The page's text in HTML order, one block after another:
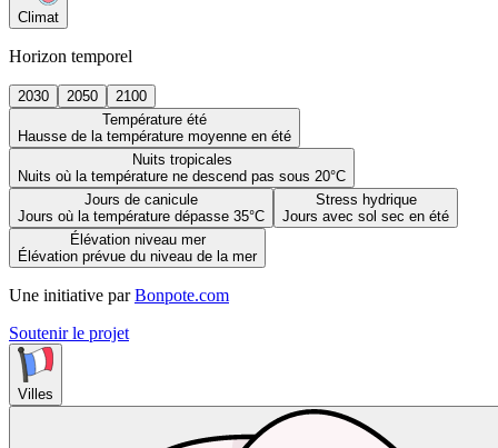
Climat
Horizon temporel
2030 2050
2100
Température été
Hausse de la température moyenne en été
Nuits tropicales
Nuits où la température ne descend pas sous 20°C
Jours de canicule
Jours où la température dépasse 35°C
Stress hydrique
Jours avec sol sec en été
Élévation niveau mer
Élévation prévue du niveau de la mer
Une initiative par Bonpote.com
Soutenir le projet
Villes